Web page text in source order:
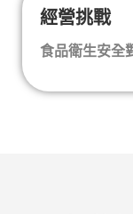
經營挑戰
食品衛生安全